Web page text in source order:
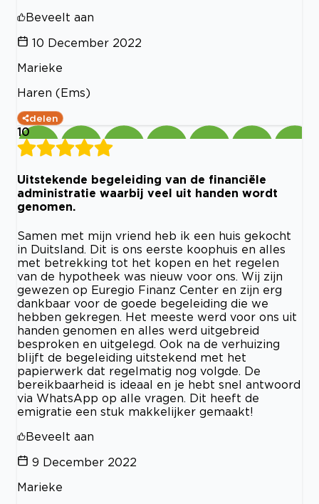
Beveelt aan
10 December 2022
Marieke
Haren (Ems)
delen
10
Uitstekende begeleiding van de financiële
administratie waarbij veel uit handen wordt
genomen.
Samen met mijn vriend heb ik een huis gekocht
in Duitsland. Dit is ons eerste koophuis en alles
met betrekking tot het kopen en het regelen
van de hypotheek was nieuw voor ons. Wij zijn
gewezen op Euregio Finanz Center en zijn erg
dankbaar voor de goede begeleiding die we
hebben gekregen. Het meeste werd voor ons uit
handen genomen en alles werd uitgebreid
besproken en uitgelegd. Ook na de verhuizing
blijft de begeleiding uitstekend met het
papierwerk dat regelmatig nog volgde. De
bereikbaarheid is ideaal en je hebt snel antwoord
via WhatsApp op alle vragen. Dit heeft de
emigratie een stuk makkelijker gemaakt!
Beveelt aan
9 December 2022
Marieke